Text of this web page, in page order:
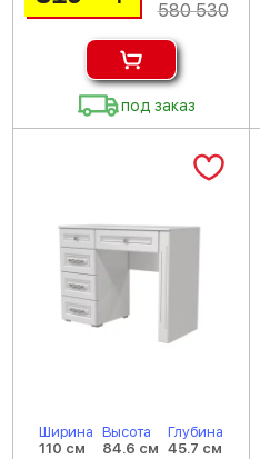
580 530
под заказ
Ширина
110 см
Высота
84.6 см
Глубина
45.7 см